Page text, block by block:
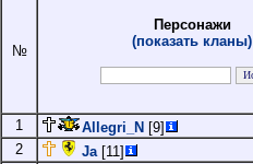
№
Персонажи
(показать кланы)
1
Allegri_N [9]
2
Ja[11]